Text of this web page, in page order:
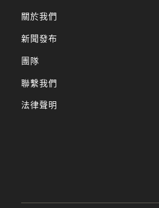
關於我們
新聞發布
團隊
聯繫我們
法律聲明